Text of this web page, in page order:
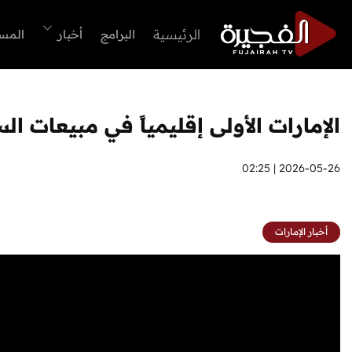
الرئيسية البرامج أخبار
الإمارات الأولى إقليمياً في مبيعات
2026-05-26 | 02:25
أخبار الإمارات